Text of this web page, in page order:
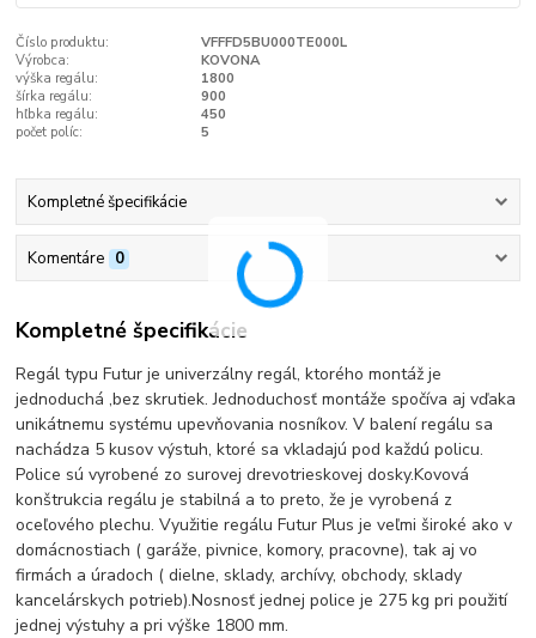
Číslo produktu:
VFFFD5BU000TE000L
Výrobca:
KOVONA
výška regálu:
1800
šírka regálu:
900
hľbka regálu:
450
počet políc:
5
Kompletné špecifikácie
Komentáre 0
Kompletné špecifikácie
Regál typu Futur je univerzálny regál, ktorého montáž je
jednoduchá ,bez skrutiek. Jednoduchosť montáže spočíva aj vďaka
unikátnemu systému upevňovania nosníkov. V balení regálu sa
nachádza 5 kusov výstuh, ktoré sa vkladajú pod každú policu.
Police sú vyrobené zo surovej drevotrieskovej dosky.Kovová
konštrukcia regálu je stabilná a to preto, že je vyrobená z
oceľového plechu. Využitie regálu Futur Plus je veľmi široké ako v
domácnostiach ( garáže, pivnice, komory, pracovne), tak aj vo
firmách a úradoch ( dielne, sklady, archívy, obchody, sklady
kancelárskych potrieb).Nosnosť jednej police je 275 kg pri použití
jednej výstuhy a pri výške 1800 mm.